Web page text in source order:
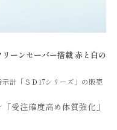
ーンセーバー搭載 赤と白の
計「ＳＤ17シリーズ」の販売